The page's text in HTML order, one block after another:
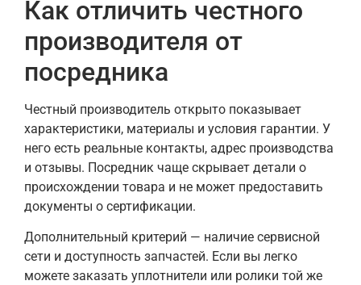
Как отличить честного
производителя от
посредника
Честный производитель открыто показывает
характеристики, материалы и условия гарантии. У
него есть реальные контакты, адрес производства
и отзывы. Посредник чаще скрывает детали о
происхождении товара и не может предоставить
документы о сертификации.
Дополнительный критерий — наличие сервисной
сети и доступность запчастей. Если вы легко
можете заказать уплотнители или ролики той же